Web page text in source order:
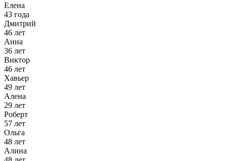
Елена
43 года
Дмитрий
46 лет
Анна
36 лет
Виктор
46 лет
Хавьер
49 лет
Алена
29 лет
Роберт
57 лет
Ольга
48 лет
Алина